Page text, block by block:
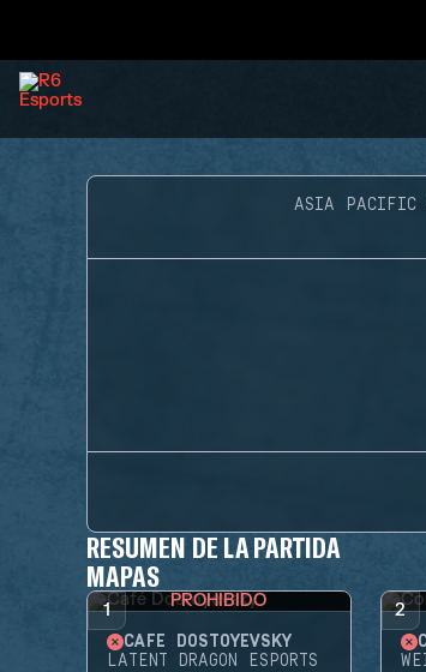
ASIA PACIFIC
RESUMEN DE LA PARTIDA
MAPAS
1 PROHIBIDO
CAFÉ DOSTOYEVSKY
LATENT DRAGON ESPORTS
2